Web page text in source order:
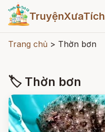
Trang chủ > Thờn bơn
🏷 Thờn bơn